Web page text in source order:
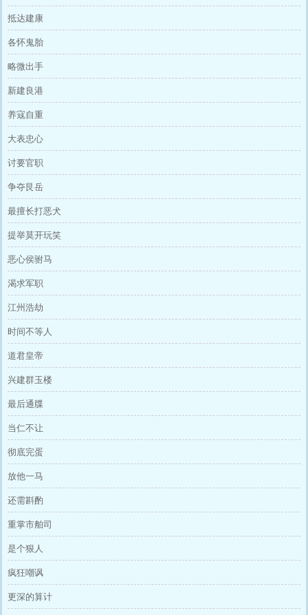
抵达建康
各怀鬼胎
略微出手
新建良港
养寇自重
大表忠心
讨要官职
争夺艮岳
最擅长打恶犬
提举莫开玩笑
恶心侯驸马
渴求军职
江州浩劫
时间不等人
道君皇帝
兴建群玉楼
最后通牒
当仁不让
彻底完蛋
放他一马
还需斟酌
重掌市舶司
是个狠人
疯狂嘲讽
更深的算计